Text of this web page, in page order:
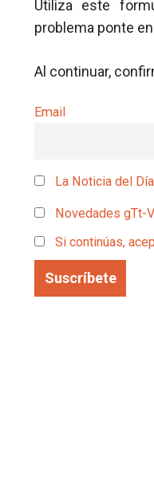
Utiliza este
problema ponte en
Al continuar,
Email
La Noticia del Día
Novedades gTt-
Si continúas,